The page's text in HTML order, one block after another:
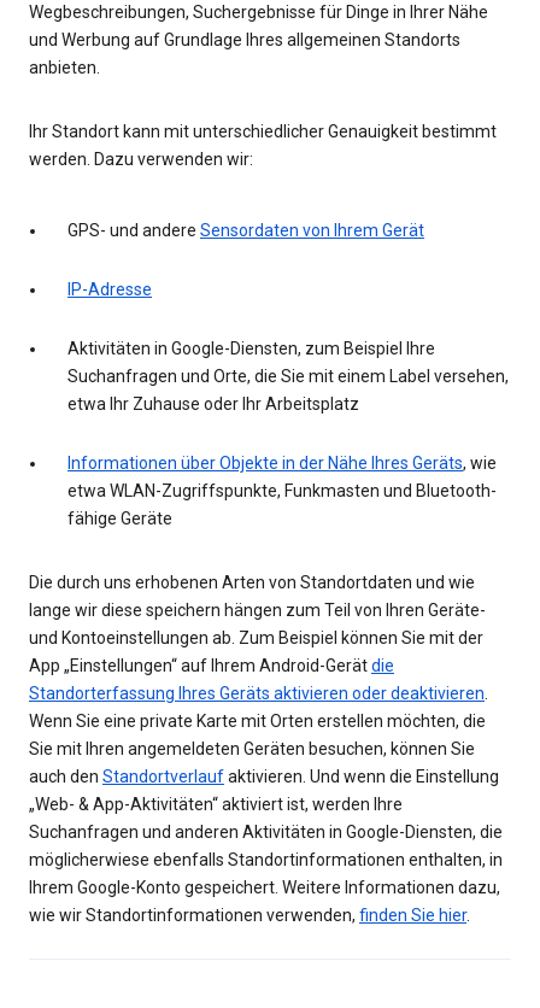
Wegbeschreibungen, Suchergebnisse für Dinge in Ihrer Nähe
und Werbung auf Grundlage Ihres allgemeinen Standorts
anbieten.
Ihr Standort kann mit unterschiedlicher Genauigkeit bestimmt
werden. Dazu verwenden wir:
GPS- und andere Sensordaten von Ihrem Gerät
IP-Adresse
Aktivitäten in Google-Diensten, zum Beispiel Ihre
Suchanfragen und Orte, die Sie mit einem Label versehen,
etwa Ihr Zuhause oder Ihr Arbeitsplatz
Informationen über Objekte in der Nähe Ihres Geräts, wie
etwa WLAN-Zugriffspunkte, Funkmasten und Bluetooth-
fähige Geräte
Die durch uns erhobenen Arten von Standortdaten und wie
lange wir diese speichern hängen zum Teil von Ihren Geräte-
und Kontoeinstellungen ab. Zum Beispiel können Sie mit der
App „Einstellungen“ auf Ihrem Android-Gerätdie
Standorterfassung Ihres Geräts aktivieren oder deaktivieren.
Wenn Sie eine private Karte mit Orten erstellen möchten, die
Sie mit Ihren angemeldeten Geräten besuchen, können Sie
auch den Standortverlaufaktivieren. Und wenn die Einstellung
„Web- & App-Aktivitäten“ aktiviert ist, werden Ihre
Suchanfragen und anderen Aktivitäten in Google-Diensten, die
möglicherwiese ebenfalls Standortinformationen enthalten, in
Ihrem Google-Konto gespeichert. Weitere Informationen dazu,
wie wir Standortinformationen verwenden, finden Sie hier.